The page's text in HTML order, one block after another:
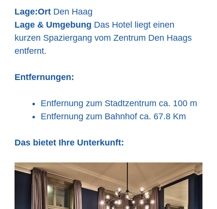
Lage:Ort Den Haag
Lage & Umgebung Das Hotel liegt einen
kurzen Spaziergang vom Zentrum Den Haags
entfernt.
Entfernungen:
Entfernung zum Stadtzentrum ca. 100 m
Entfernung zum Bahnhof ca. 67.8 Km
Das bietet Ihre Unterkunft: